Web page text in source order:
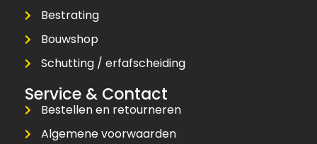
Bestrating
Bouwshop
Schutting / erfafscheiding
Service & Contact
Bestellen en retourneren
Algemene voorwaarden